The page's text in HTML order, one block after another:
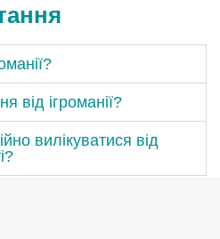
від ігроманії?
вилікуватися від